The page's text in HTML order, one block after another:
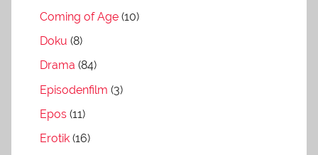
Coming of Age (10)
Doku (8)
Drama (84)
Episodenfilm (3)
Epos (11)
Erotik (16)